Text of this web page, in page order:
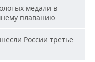
медали в
плаванию
России третье